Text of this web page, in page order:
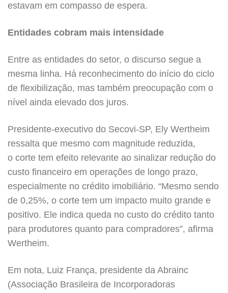
estavam em compasso de espera.
Entidades cobram mais intensidade
Entre as entidades do setor, o discurso segue a
mesma linha. Há reconhecimento do início do ciclo
de flexibilização, mas também preocupação com o
nível ainda elevado dos juros.
Presidente-executivo do Secovi-SP, Ely Wertheim
ressalta que mesmo com magnitude reduzida,
o corte tem efeito relevante ao sinalizar redução do
custo financeiro em operações de longo prazo,
especialmente no crédito imobiliário. “Mesmo sendo
de 0,25%, o corte tem um impacto muito grande e
positivo. Ele indica queda no custo do crédito tanto
para produtores quanto para compradores”, afirma
Wertheim.
Em nota, Luiz França, presidente da Abrainc
(Associação Brasileira de Incorporadoras